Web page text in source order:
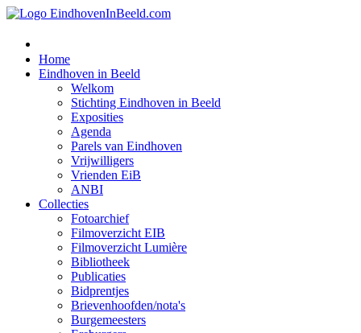
Home
Eindhoven in Beeld
Welkom
Stichting Eindhoven in Beeld
Exposities
Agenda
Parels van Eindhoven
Vrijwilligers
Vrienden EiB
ANBI
Collecties
Fotoarchief
Filmoverzicht EIB
Filmoverzicht Lumière
Bibliotheek
Publicaties
Bidprentjes
Brievenhoofden/nota's
Burgemeesters